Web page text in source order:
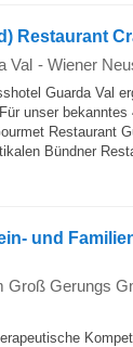
Restaurant
Val - Wiener
Guarda Val
unser
Restaurant
Bündner
und
Groß Gerungs